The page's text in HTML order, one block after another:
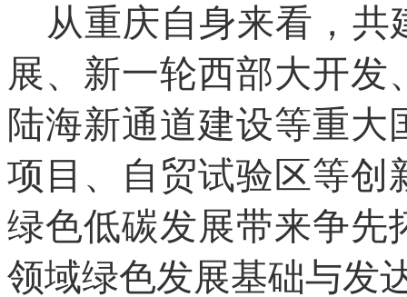
从重庆自身来看，共
展、新一轮西部大开
陆海新通道建设等重
项目、自贸试验区等创
绿色低碳发展带来争先
领域绿色发展基础与发